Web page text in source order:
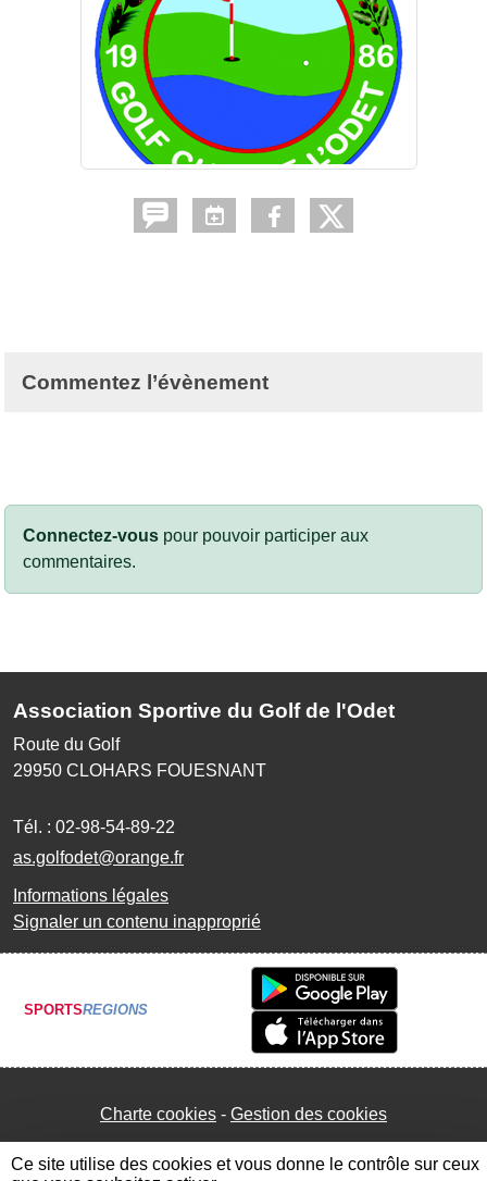
Commentez l’évènement
Connectez-vous pour pouvoir participer aux
commentaires.
Association Sportive du Golf de l'Odet
Route du Golf
29950 CLOHARS FOUESNANT
Tél. : 02-98-54-89-22
as.golfodet@orange.fr
Informations légales
Signaler un contenu inapproprié
SPORTSREGIONS
Charte cookies Gestion des cookies
Ce site utilise des cookies et vous donne le contrôle sur ceux